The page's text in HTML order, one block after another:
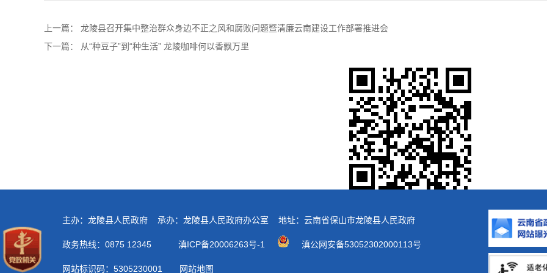
上一篇： 龙陵县召开集中整治群众身边不正之风和腐败问题暨清廉云南建设工作部署推进会
下一篇：
从“种豆子”到“种生活” 龙陵咖啡何以香飘万里